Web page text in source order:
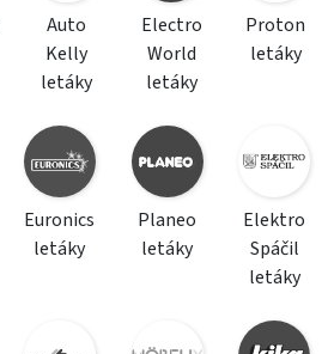
Auto
Kelly
letáky
Electro
World
letáky
Proton
letáky
Euronics
letáky
Planeo
letáky
Elektro
Spáčil
letáky